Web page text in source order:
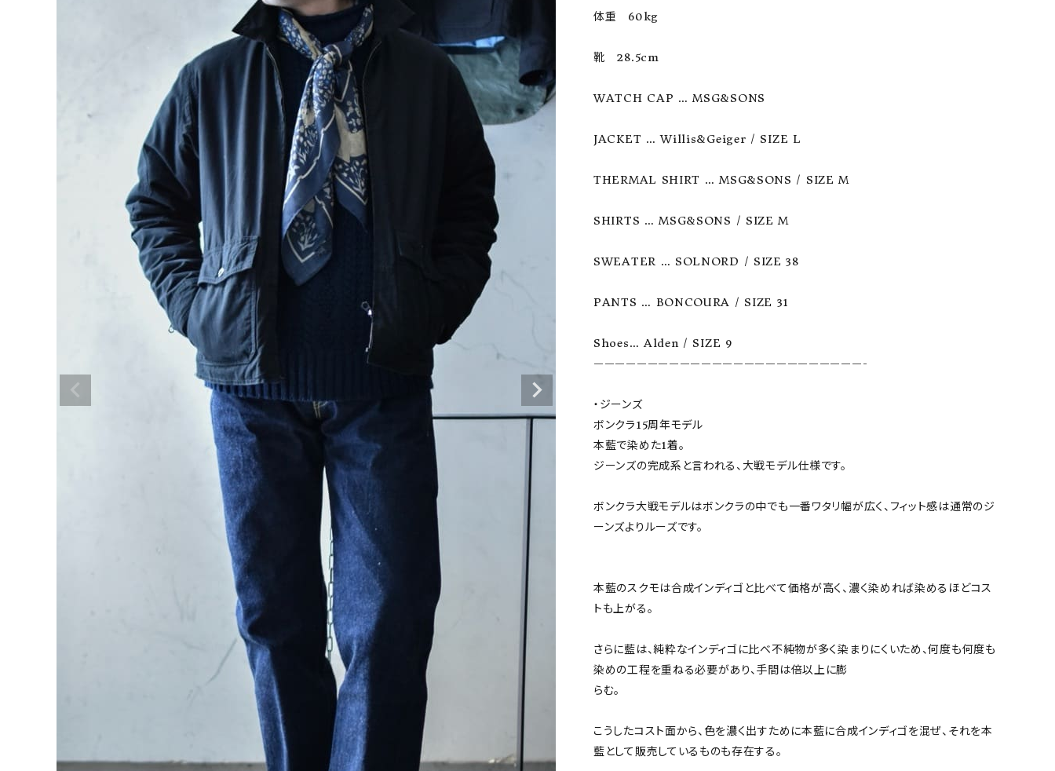
アーチ アーチサッポロ
アナトミカ アストールフレックス
特定商取引法について
OFFICIAL WEB SITE
会員登録
体重　60kg
靴　28.5cm
WATCH CAP … MSG&SONS
JACKET … Willis&Geiger / SIZE L
THERMAL SHIRT … MSG&SONS / SIZE M
SHIRTS … MSG&SONS / SIZE M
SWEATER … SOLNORD / SIZE 38
PANTS … BONCOURA / SIZE 31
Shoes… Alden / SIZE 9
—————————————————————————-
・ジーンズ
ボンクラ15周年モデル
本藍で染めた1着。
ジーンズの完成系と言われる、大戦モデル仕様です。
ボンクラ大戦モデルはボンクラの中でも一番ワタリ幅が広く、フィット感は通常のジ
ーンズよりルーズです。
本藍のスクモは合成インディゴと比べて価格が高く、濃く染めれば染めるほどコス
トも上がる。
さらに藍は、純粋なインディゴに比べ不純物が多く染まりにくいため、何度も何度も
染めの工程を重ねる必要があり、手間は倍以上に膨
らむ。
こうしたコスト面から、色を濃く出すために本藍に合成インディゴを混ぜ、それを本
藍として販売しているものも存在する。